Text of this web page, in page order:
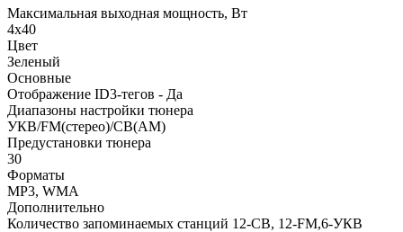
Максимальная выходная мощность, Вт
4х40
Цвет
Зеленый
Основные
Отображение ID3-тегов - Да
Диапазоны настройки тюнера
УКВ/FM(стерео)/СВ(АМ)
Предустановки тюнера
30
Форматы
MP3, WMA
Дополнительно
Количество запоминаемых станций 12-СВ, 12-FM,6-УКВ